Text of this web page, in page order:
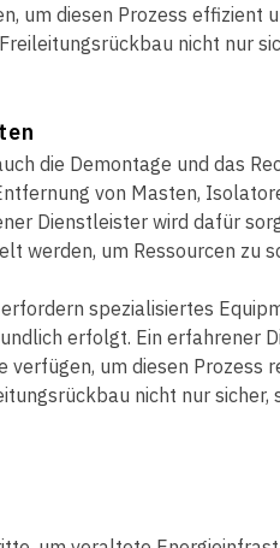
um diesen Prozess effizient
nicht nur
die Demontage und das
von Masten,
Dienstleister wird dafür
werden, um Ressourcen zu
spezialisiertes
erfolgt. Ein erfahrener
verfügen, um diesen Prozess
nicht nur sicher,